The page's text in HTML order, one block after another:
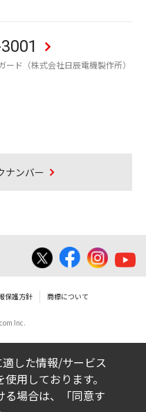
ード（株式会社日辰電機製作所）
ナンバー
保護方針 商標について
Inc.
した情報/サービス
用しております。
場合は、「同意す